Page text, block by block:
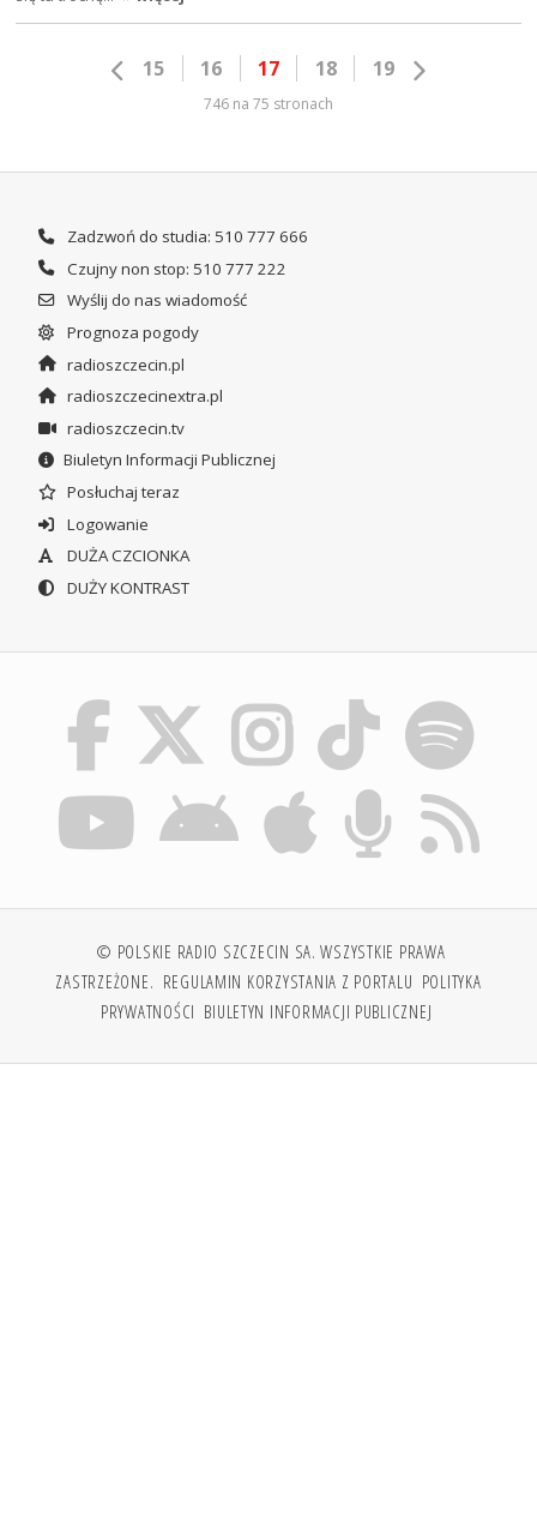
15 16 17 18 19
746 na 75 stronach
Zadzwoń do studia: 510 777 666
Czujny non stop: 510 777 222
Wyślij do nas wiadomość
Prognoza pogody
radioszczecin.pl
radioszczecinextra.pl
radioszczecin.tv
Biuletyn Informacji Publicznej
Posłuchaj teraz
Logowanie
DUŻA CZCIONKA
DUŻY KONTRAST
© POLSKIE RADIO SZCZECIN SA. WSZYSTKIE PRAWA
ZASTRZEŻONE. REGULAMIN KORZYSTANIA Z PORTALU POLITYKA
PRYWATNOŚCI BIULETYN INFORMACJI PUBLICZNEJ